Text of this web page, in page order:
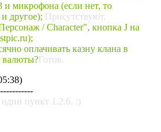
и микрофона (если нет, то
и другое); Присутствуют.
/ Character", кнопка J на
оплачивать казну клана в
валюты?Готов.
пункт 1.2.6. :)